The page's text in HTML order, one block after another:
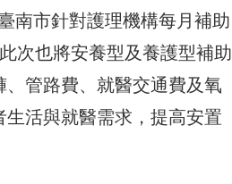
南市針對護理機構每月補助
次也將安養型及養護型補助
管路費、就醫交通費及氧
活與就醫需求，提高安置